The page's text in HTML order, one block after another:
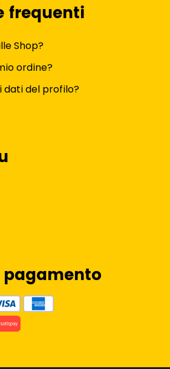
frequenti
Shop?
ordine?
dati del profilo?